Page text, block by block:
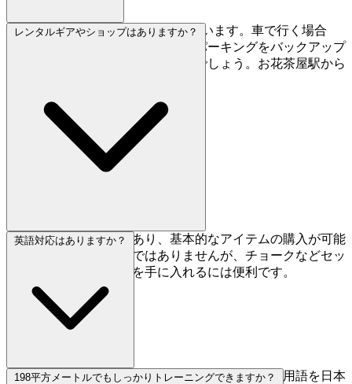
ありますが、1台分のみと限られています。車で行く場合
は、特にピーク時は近隣のコインパーキングをバックアップ
プランとして確認しておくと良いでしょう。お花茶屋駅から
レンタルギアやショップはありますか？
小さなギアショップがあり、基本的なアイテムの購入が可能
です。大規模な小売店ではありませんが、チョークなどセッ
ション間に必要なものを手に入れるには便利です。
英語対応はありますか？
英語対応は限定的なので、基本的なクライミング用語を日本
198平方メートルでもしっかりトレーニングできますか？